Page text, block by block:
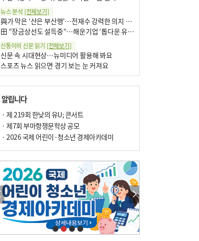
뉴스 분석 [전체보기]
與가 막은 ‘산은 부산행’…전재수 강력한 의지 표명 없인 공염불
田 “장금상선도 설득중”…해운기업 ‘톱다운 유치전’ 가속
신통이의 신문 읽기 [전체보기]
신문 속 시대현상…뉴미디어 활용해 봐요
스포츠 뉴스 읽으면 경기 보는 눈 커져요
구·군 승진 축하화분 관행 없애자니 소상공인 울상
팩트체크[전체보기]
의령 한우산 털중나리
한 손 뉴스[전체보기]
시민이 개발한 폭염 대응 앱 ‘그늘로’ 길안내 지도 등 인기
골목 맛집 발굴 고메 셀렉션…부산시, 페스티벌 시월 연계
오늘의 날씨-[전체보기]
오늘의 날씨- 2026년 8월 7일
오늘의 날씨- 2026년 8월 6일
알립니다
· 제 219회 한낮의 유U; 콘서트
· 제7회 부마항쟁문학상 공모
· 2026 국제 어린이·청소년 경제아카데미